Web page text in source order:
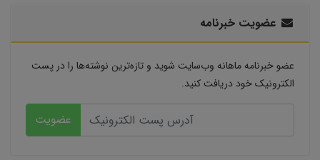
عضویت خبرنامه
عضو خبرنامه ماهانه وب‌سایت شوید و تازه‌ترین نوشته‌ها را در پست
الکترونیک خود دریافت کنید.
عضویت